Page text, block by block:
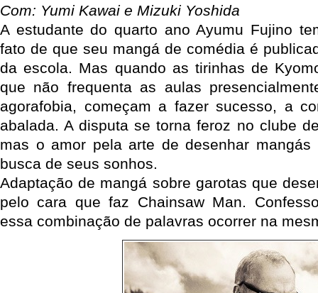
Com: Yumi Kawai e Mizuki Yoshida
A estudante do quarto ano Ayumu Fujino
fato de que seu mangá de comédia é
da escola. Mas quando as tirinhas de
que não frequenta as aulas
agorafobia, começam a fazer sucesso, a
abalada. A disputa se torna feroz no clube
mas o amor pela arte de desenhar
busca de seus sonhos.
Adaptação de mangá sobre garotas que
pelo cara que faz Chainsaw Man.
essa combinação de palavras ocorrer na